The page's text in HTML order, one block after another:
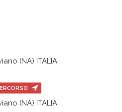
(NA) ITALIA
(NA) ITALIA